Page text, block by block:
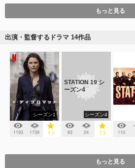
もっと見る
出演・監督するドラマ 14作品
シーズン1
1193 1739 4.0
STATION 19 シ
ーズン4
シーズン4
83 24 3.9 110
もっと見る